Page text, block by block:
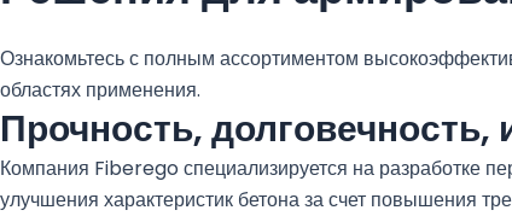
Ознакомьтесь с полным ассортиментом
областях применения.
Прочность, долговечность,
Компания Fiberego специализируется на разработке
улучшения характеристик бетона за счет повышения